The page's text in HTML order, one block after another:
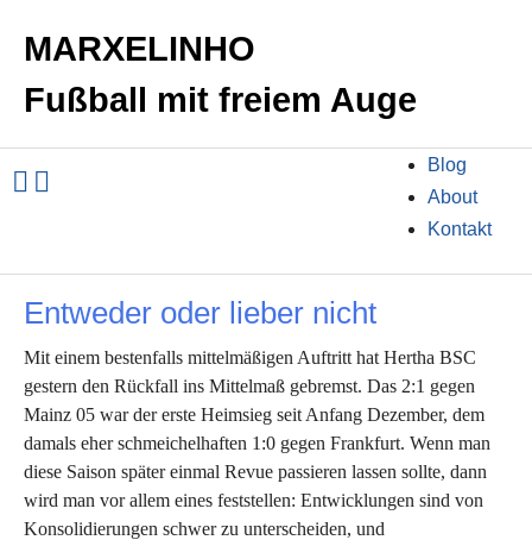
MARXELINHO
Fußball mit freiem Auge
Blog
About
Kontakt
Entweder oder lieber nicht
Mit einem bestenfalls mittelmäßigen Auftritt hat Hertha BSC
gestern den Rückfall ins Mittelmaß gebremst. Das 2:1 gegen
Mainz 05 war der erste Heimsieg seit Anfang Dezember, dem
damals eher schmeichelhaften 1:0 gegen Frankfurt. Wenn man
diese Saison später einmal Revue passieren lassen sollte, dann
wird man vor allem eines feststellen: Entwicklungen sind von
Konsolidierungen schwer zu unterscheiden, und